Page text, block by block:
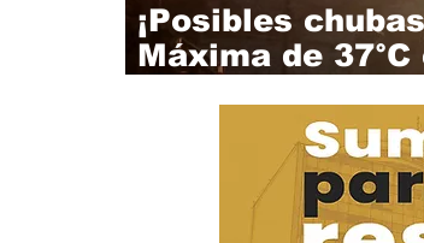
¡Posibles
Máxima de